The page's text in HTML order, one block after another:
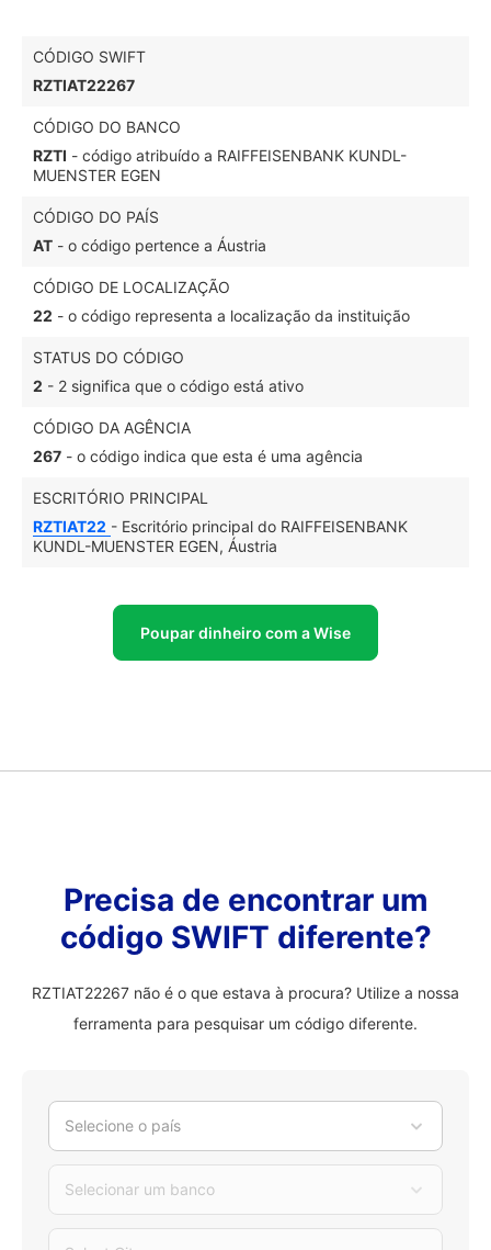
CÓDIGO SWIFT
RZTIAT22267
CÓDIGO DO BANCO
RZTI - código atribuído a RAIFFEISENBANK KUNDL-
MUENSTER EGEN
CÓDIGO DO PAÍS
AT - o código pertence a Áustria
CÓDIGO DE LOCALIZAÇÃO
22 - o código representa a localização da instituição
STATUS DO CÓDIGO
2 - 2 significa que o código está ativo
CÓDIGO DA AGÊNCIA
267 - o código indica que esta é uma agência
ESCRITÓRIO PRINCIPAL
RZTIAT22 - Escritório principal do RAIFFEISENBANK
KUNDL-MUENSTER EGEN, Áustria
Poupar dinheiro com a Wise
Precisa de encontrar um
código SWIFT diferente?
RZTIAT22267 não é o que estava à procura? Utilize a nossa
ferramenta para pesquisar um código diferente.
Selecione o país
Selecionar um banco